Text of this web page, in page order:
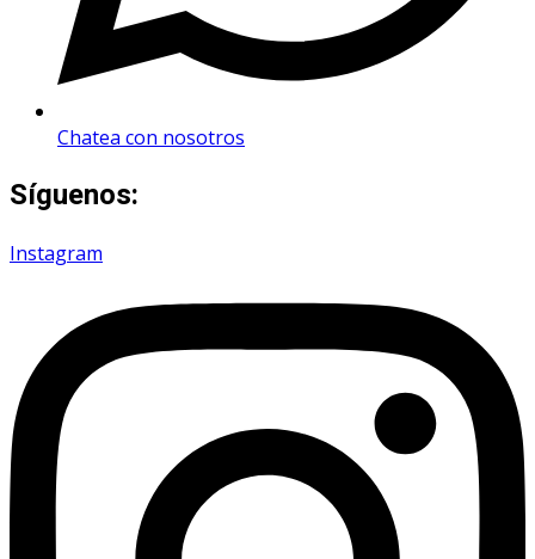
Chatea con nosotros
Síguenos:
Instagram